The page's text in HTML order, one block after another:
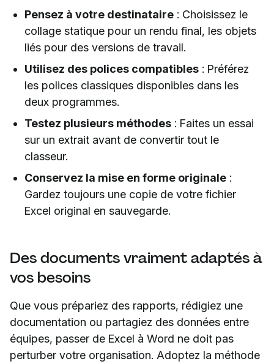
Pensez à votre destinataire : Choisissez le
collage statique pour un rendu final, les objets
liés pour des versions de travail.
Utilisez des polices compatibles : Préférez
les polices classiques disponibles dans les
deux programmes.
Testez plusieurs méthodes : Faites un essai
sur un extrait avant de convertir tout le
classeur.
Conservez la mise en forme originale :
Gardez toujours une copie de votre fichier
Excel original en sauvegarde.
Des documents vraiment adaptés à
vos besoins
Que vous prépariez des rapports, rédigiez une
documentation ou partagiez des données entre
équipes, passer de Excel à Word ne doit pas
perturber votre organisation. Adoptez la méthode